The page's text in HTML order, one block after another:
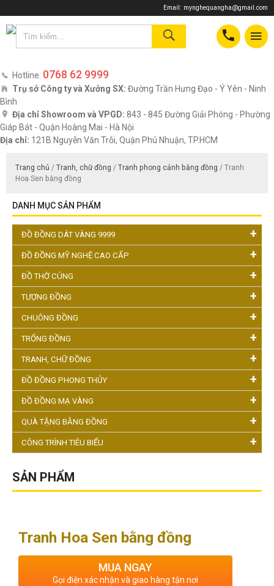
Email: mynghequangha@gmail.com
Hotline: 0768 62 9999
Trụ sở Công ty và Xưởng SX: Đường Trần Hưng Đạo - Ý Yên - Ninh
Bình
Địa chỉ Showroom và VPGD: 843 - 845 Đường Giải Phóng - Phường
Giáp Bát - Quận Hoàng Mai - Hà Nội
Địa chỉ: 121B Nguyễn Văn Trỗi, Quận Phú Nhuận, TP.HCM
Trang chủ / Tranh, chữ đồng / Tranh phong cảnh bằng đồng / Tranh
Hoa Sen bằng đồng
SẢN PHẨM
Tranh Hoa Sen bằng đồng
MUA NGAY
Gọi điện xác nhận và giao hàng tận nơi
DANH MỤC SẢN PHẨM
ĐỒ ĐỒNG DÁT VÀNG 9999
ĐỒ ĐỒNG MỸ NGHỆ CAO CẤP
ĐỒ THỜ CÚNG
TƯỢNG ĐỒNG
CHUÔNG ĐỒNG
TRỐNG ĐỒNG
TRANH, CHỮ ĐỒNG
ĐỒ ĐỒNG PHONG THỦY
ĐỒ ĐỒNG MẠ VÀNG
QUÀ TẶNG BẰNG ĐỒNG
CÔNG TRÌNH TIÊU BIỂU